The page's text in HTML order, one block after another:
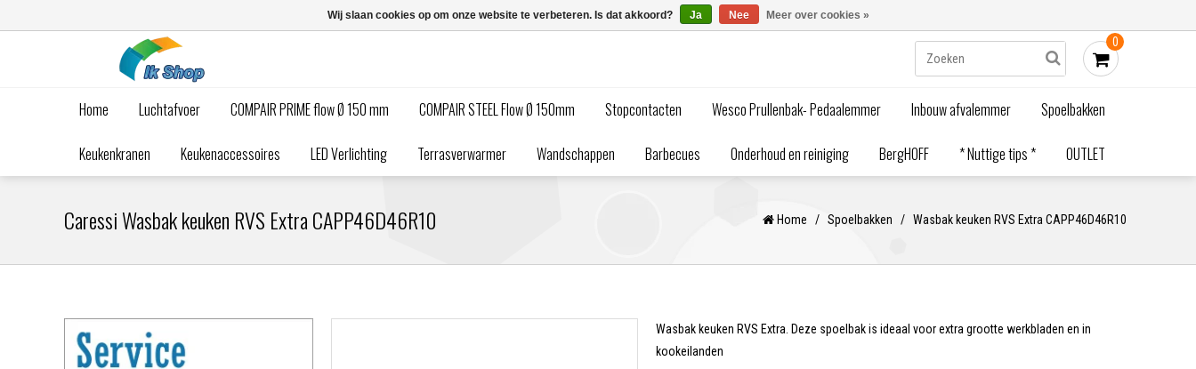
0
Home Luchtafvoer COMPAIR PRIME flow Ø 150 mm COMPAIR STEEL Flow Ø 150mm Stopcontacten Wesco Prullenbak- Pedaalemmer Inbouw afvalemmer Spoelbakken
Keukenkranen Keukenaccessoires LED Verlichting Terrasverwarmer Wandschappen Barbecues Onderhoud en reiniging BergHOFF * Nuttige tips * OUTLET
Caressi Wasbak keuken RVS Extra CAPP46D46R10 Home / Spoelbakken / Wasbak keuken RVS Extra CAPP46D46R10
Wasbak keuken RVS Extra. Deze spoelbak is ideaal voor extra grootte werkbladen en in
kookeilanden
Wij slaan cookies op om onze website te verbeteren. Is dat akkoord? Ja Nee Meer over cookies »